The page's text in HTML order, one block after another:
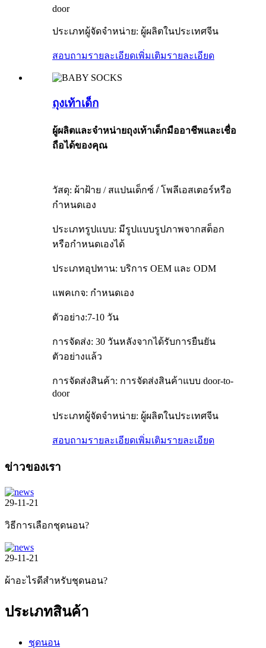
door
ประเภทผู้จัดจำหน่าย: ผู้ผลิตในประเทศจีน
สอบถามรายละเอียดเพิ่มเติมรายละเอียด
ถุงเท้าเด็ก
ผู้ผลิตและจำหน่ายถุงเท้าเด็กมืออาชีพและเชื่อ
ถือได้ของคุณ
วัสดุ: ผ้าฝ้าย / สแปนเด็กซ์ / โพลีเอสเตอร์หรือ
กำหนดเอง
ประเภทรูปแบบ: มีรูปแบบรูปภาพจากสต็อก
หรือกำหนดเองได้
ประเภทอุปทาน: บริการ OEM และ ODM
แพคเกจ: กำหนดเอง
ตัวอย่าง:7-10 วัน
การจัดส่ง: 30 วันหลังจากได้รับการยืนยัน
ตัวอย่างแล้ว
การจัดส่งสินค้า: การจัดส่งสินค้าแบบ door-to-
door
ประเภทผู้จัดจำหน่าย: ผู้ผลิตในประเทศจีน
สอบถามรายละเอียดเพิ่มเติมรายละเอียด
ข่าวของเรา
29-11-21
วิธีการเลือกชุดนอน?
29-11-21
ผ้าอะไรดีสำหรับชุดนอน?
ประเภทสินค้า
ชุดนอน